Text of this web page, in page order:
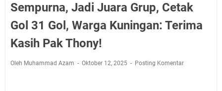
Dicabut Dari Hidupmu, Kamu Akan Tetap Berjalan
Kelaparan Meskipun Memiliki Sekarung Penuh Uang
Salat Lima Waktu itu Bukan Cuma Kewajiban, Tapi
juga Tempat Beristirahat yang Paling Menenangkan, Ini
Sempurna, Jadi Juara Grup, Cetak
Gol 31 Gol, Warga Kuningan: Terima
Kasih Pak Thony!
Oleh Muhammad Azam Oktober 12, 2025 Posting Komentar